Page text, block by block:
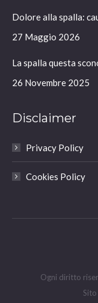
new
window
new
window
new
window
new
Dolore alla spalla:
27 Maggio 2026
La spalla questa
26 Novembre 2025
Disclaimer
Privacy Policy
Cookies Policy
Ogni diritto